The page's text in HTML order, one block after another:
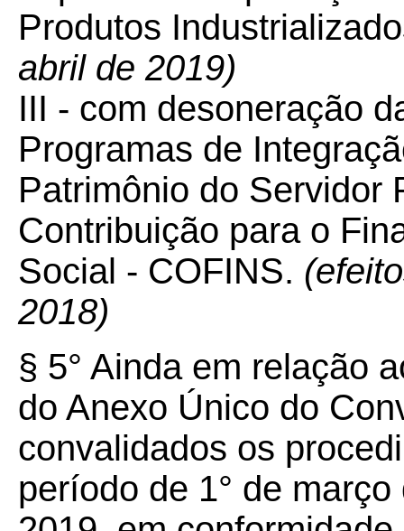
Produtos
abril de 2019)
III - com desoneração
Programas de
Patrimônio do Servidor
Contribuição para o
Social - COFINS.
2018)
§ 5° Ainda em relação
do Anexo Único do
convalidados os
período de 1° de